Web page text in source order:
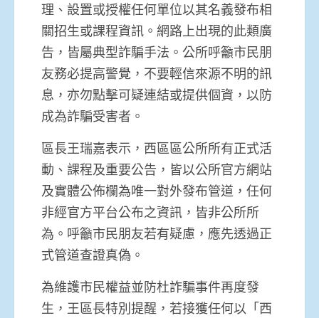
理、設置或授權任何單位以其名義發布相
關招生或課程資訊。網路上出現的此類廣
告，皆屬典型詐騙手法。公所呼籲市民朋
友務必提高警覺，不要輕信來源不明的訊
息，亦勿點擊可疑連結或提供個資，以防
成為詐騙受害者。
區長王瑞嘉表示，西區區公所所有正式活
動、課程及重要公告，皆以公所官方網站
及實體公佈欄為唯一對外發布管道，任何
非經官方平台公布之資訊，皆非公所所
為。呼籲市民朋友若有疑慮，應先透過正
式管道查證真偽。
為維護市民權益並防杜詐騙事件再度發
生，王區長特別提醒，若接獲任何以「西